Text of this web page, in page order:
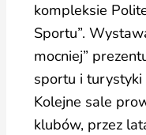
kompleksie
Sportu”.
mocniej”
sportu i turystyki
Kolejne sale
klubów, przez